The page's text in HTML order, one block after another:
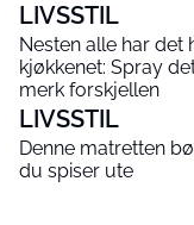
LIVSSTIL
Nesten alle har det
kjøkkenet: Spray
merk forskjellen
LIVSSTIL
Denne matretten
du spiser ute